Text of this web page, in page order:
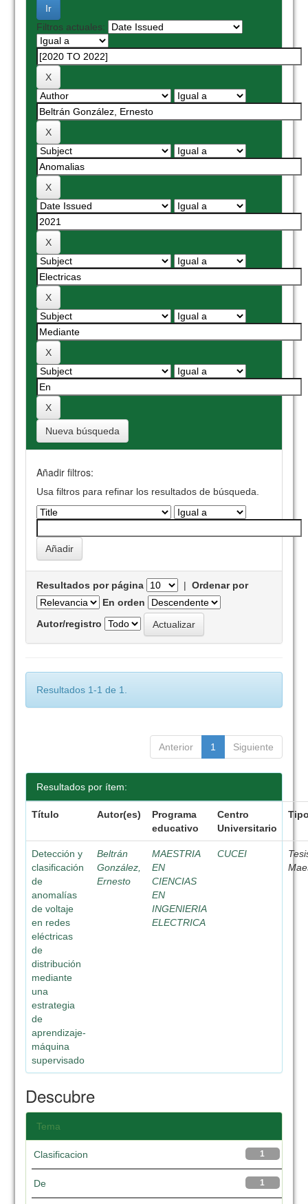
Filtros actuales:
Nueva búsqueda
Añadir filtros:
Usa filtros para refinar los resultados de búsqueda.
Resultados por página |Ordenar por
En orden
Autor/registro
Resultados 1-1 de 1.
Anterior 1 Siguiente
Resultados por ítem:
Título Autor(es)
Programa
educativo
Centro
Universitario
Detección y
clasificación
de
anomalías
de voltaje
en redes
eléctricas
de
distribución
mediante
una
estrategia
de
aprendizaje-
máquina
supervisado
Beltrán
González,
Ernesto
MAESTRIA
EN
CIENCIAS
EN
INGENIERIA
ELECTRICA
CUCEI
Descubre
Tema
1
Clasificacion
1
De